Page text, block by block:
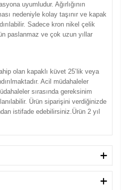
uyumludur. Ağırlığının
nedeniyle kolay taşınır ve kapak
Sadece kron nikel çelik
paslanmaz ve çok uzun yıllar
olan kapaklı küvet 25’lik veya
Acil müdahaleler
sırasında gereksinim
Ürün siparişini verdiğinizde
istifade edebilirsiniz.Ürün 2 yıl